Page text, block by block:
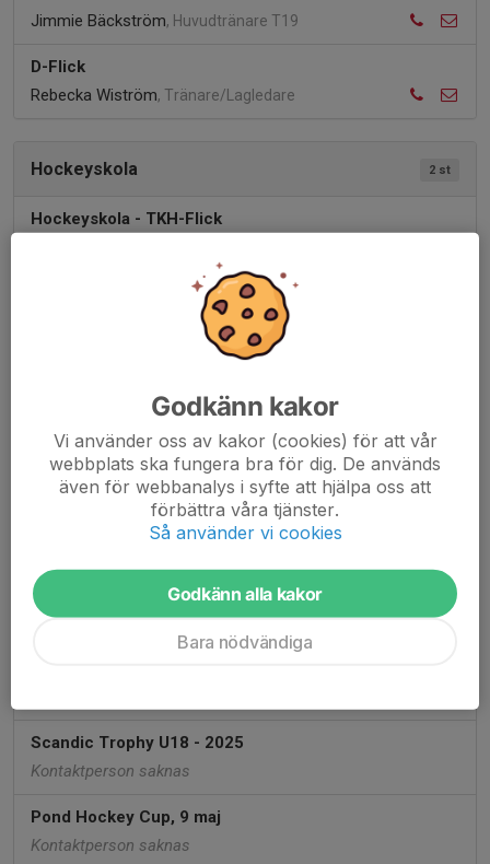
Jimmie Bäckström, Huvudtränare T19
D-Flick
Rebecka Wiström, Tränare/Lagledare
2 st
Hockeyskola
Hockeyskola - TKH-Flick
Hockeyskola - Tre Kronors Hockey Skola (TKH)
, Tränare T19
McDonald's Trophy - 2026
Kontaktperson saknas
HHC-Cupen - 2026
Fogma Cup U16 - 2025
Kontaktperson saknas
Scandic Trophy U18 - 2025
Kontaktperson saknas
Pond Hockey Cup, 9 maj
Kontaktperson saknas
Godkänn kakor
Vi använder oss av kakor (cookies) för att vår
webbplats ska fungera bra för dig. De används
även för webbanalys i syfte att hjälpa oss att
förbättra våra tjänster.
Så använder vi cookies
Godkänn alla kakor
Bara nödvändiga